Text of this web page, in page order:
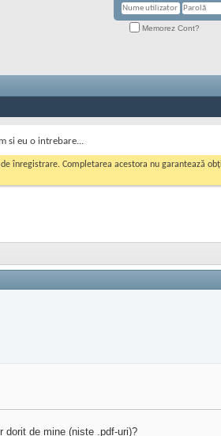
Memorez Cont?
si eu o intrebare...
înregistrare. Completarea acestora nu garantează
dorit de mine (niste .pdf-uri)?